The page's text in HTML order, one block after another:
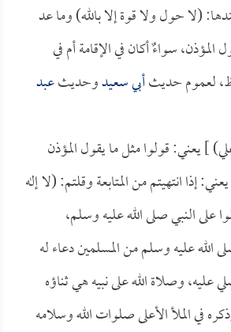
(لا حول ولا قوة إلا بالله) وما عد
المؤذن، سواءٌ أكان في الإقامة أم في
لعموم حديثأبي سعيدوحديثعبد
] يعني: قولوا مثل ما يقول المؤذن
إذا انتهيتم من المتابعة وقلتم: (لا إله
على النبي صلى الله عليه وسلم،
الله عليه وسلم من المسلمين دعاء له
وصلاة الله على نبيه هي ثناؤه
في الملأ الأعلى صلوات الله وسلامه